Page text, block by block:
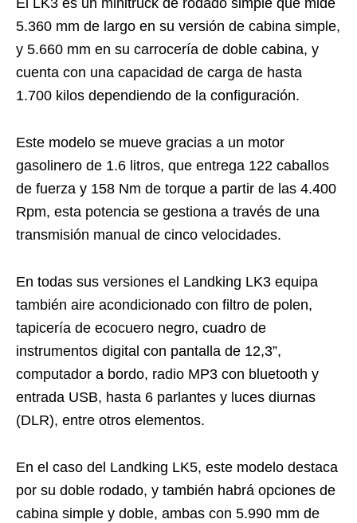
5.360 mm de largo en su versión de cabina simple,
y 5.660 mm en su carrocería de doble cabina, y
cuenta con una capacidad de carga de hasta
1.700 kilos dependiendo de la configuración.
Este modelo se mueve gracias a un motor
gasolinero de 1.6 litros, que entrega 122 caballos
de fuerza y 158 Nm de torque a partir de las 4.400
Rpm, esta potencia se gestiona a través de una
transmisión manual de cinco velocidades.
En todas sus versiones el Landking LK3 equipa
también aire acondicionado con filtro de polen,
tapicería de ecocuero negro, cuadro de
instrumentos digital con pantalla de 12,3”,
computador a bordo, radio MP3 con bluetooth y
entrada USB, hasta 6 parlantes y luces diurnas
(DLR), entre otros elementos.
En el caso del Landking LK5, este modelo destaca
por su doble rodado, y también habrá opciones de
cabina simple y doble, ambas con 5.990 mm de